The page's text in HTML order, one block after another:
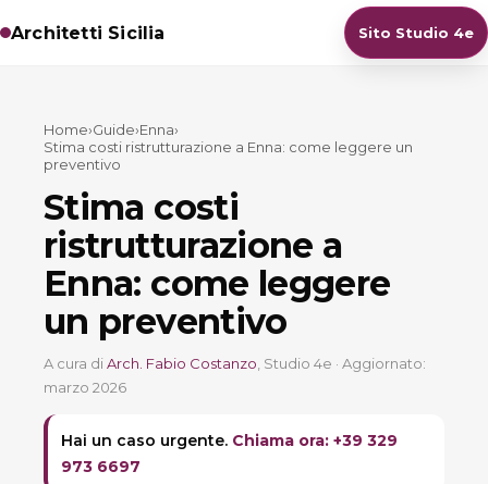
Architetti Sicilia Sito Studio 4e
Home›Guide›Enna›
Stima costi ristrutturazione a Enna: come leggere un
preventivo
Stima costi
ristrutturazione a
Enna: come leggere
un preventivo
A cura diArch. Fabio Costanzo , Studio 4e · Aggiornato:
marzo 2026
Hai un caso urgente. Chiama ora: +39 329
973 6697